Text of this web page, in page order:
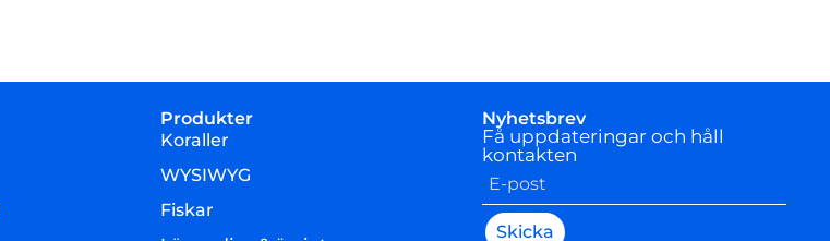
Produkter
Koraller
WYSIWYG
Fiskar
Nyhetsbrev
Få uppdateringar och håll
kontakten
Skicka